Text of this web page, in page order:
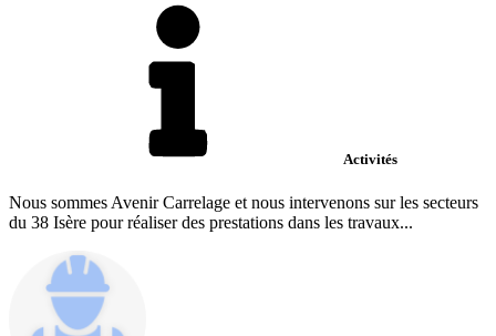
Activités
Nous sommes Avenir Carrelage et nous intervenons sur les secteurs
du 38 Isère pour réaliser des prestations dans les travaux...